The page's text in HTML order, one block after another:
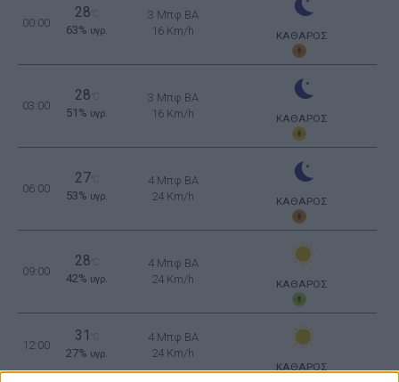
00:00
28
63% υγρ.
3 Μπφ BA
16 Km/h
ΚΑΘΑΡΟΣ
03:00
28
51% υγρ.
3 Μπφ BA
16 Km/h
ΚΑΘΑΡΟΣ
06:00
27
53% υγρ.
4 Μπφ BA
24 Km/h
ΚΑΘΑΡΟΣ
09:00
28
42% υγρ.
4 Μπφ BA
24 Km/h
ΚΑΘΑΡΟΣ
12:00
31
27% υγρ.
4 Μπφ BA
24 Km/h
ΚΑΘΑΡΟΣ